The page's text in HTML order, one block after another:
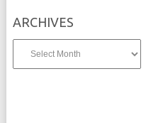
ARCHIVES